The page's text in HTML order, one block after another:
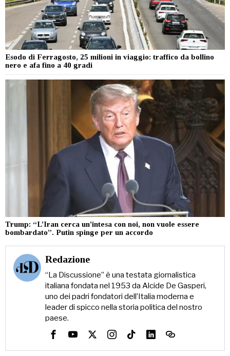
Esodo di Ferragosto, 25 milioni in viaggio: traffico da bollino
nero e afa fino a 40 gradi
Trump: “L’Iran cerca un’intesa con noi, non vuole essere
bombardato”. Putin spinge per un accordo
Redazione
“La Discussione” è una testata giornalistica
italiana fondata nel 1953 da Alcide De Gasperi,
uno dei padri fondatori dell’Italia moderna e
leader di spicco nella storia politica del nostro
paese.